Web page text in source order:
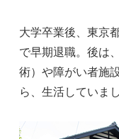
大学卒業後、東京
で早期退職。後は
術）や障がい者施
ら、生活していまし